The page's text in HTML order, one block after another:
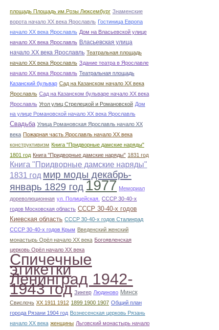
площадь Площадь им.Розы Люксембург Знаменские
ворота начало ХХ века Ярославль Гостиница Европа
начало ХХ века Ярославль Дом на Власьевской улице
начало ХХ века Ярославль Власьевская улица
начало ХХ века Ярославль Театральная площадь
начало ХХ века Ярославль Здание театра в Ярославле
начало ХХ века Ярославль Театральная площадь
Казанский бульвар Сад на Казанском начало ХХ века
Ярославль Сад на Казанском бульваре начало ХХ века
Ярославль Угол улиц Стрелецкой и Романовской Дом
на улице Романовской начало ХХ века Ярославль
Свадьба Улица Романовская Ярославль начало ХХ
века Пожарная часть Ярославль начало ХХ века
конструктивизм Книга "Придворные дамские наряды"
1801 год Книга "Придворные дамские наряды" 1831 год
Книга "Придворные дамские наряды"
1831 год мир моды декабрь-
январь 1829 год 1977 Мемориал
дореволюционная ул. Полицейская. СССР 30-40-х
годов Московская область СССР 30-40-х годов
Киевская область СССР 30-40-х годов Сталинрад
СССР 30-40-х годов Крым Введенский женский
монастырь Орёл начало ХХ века Богоявленская
церковь Орёл начало ХХ века
Спичечные
этикетки
Ленинград 1942-
1943 год Зингер Людиново Минск
Свислочь XX 1911 1912 1899 1900 1907 Общий план
города Рязани 1904 год Вознесенская церковь Рязань
начало ХХ века женщины Льговский монастырь начало